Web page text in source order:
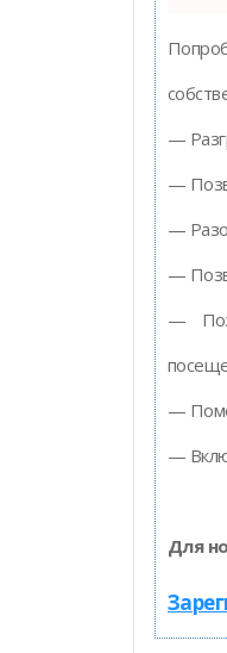
—
—
—
—
—
—
—
Для